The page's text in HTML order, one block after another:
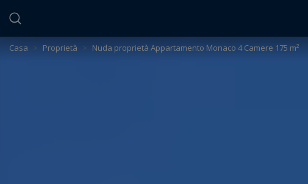
Casa > Proprietà > Nuda proprietà Appartamento Monaco 4 Camere 175 m²